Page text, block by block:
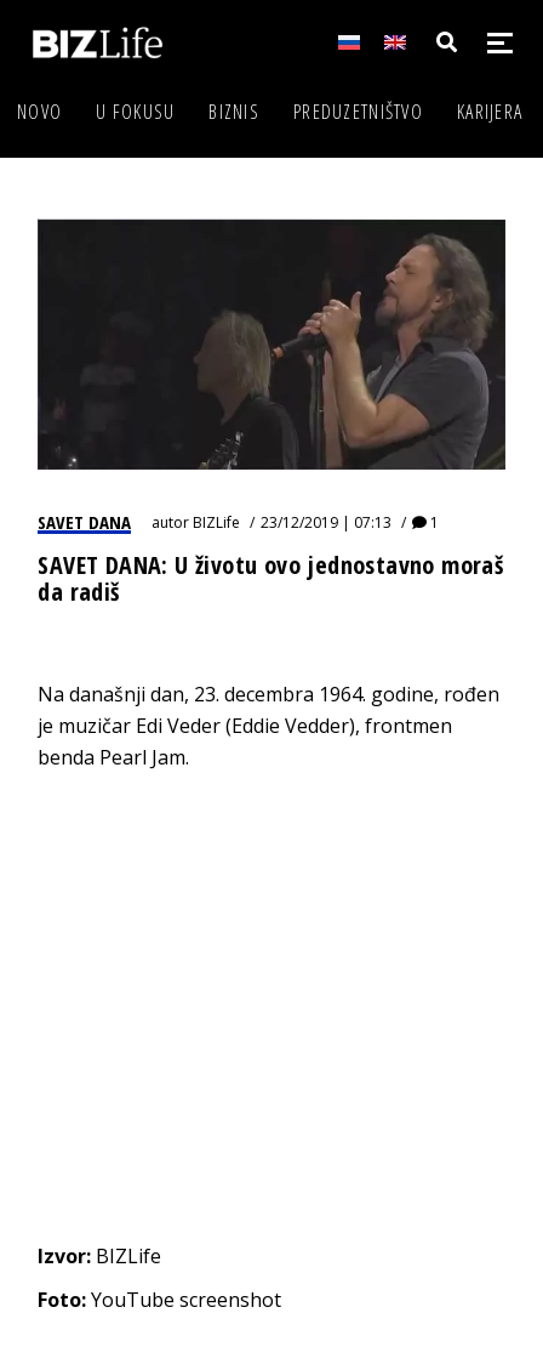
NOVO U FOKUSU BIZNIS PREDUZETNIŠTVO KARIJERA
SAVET DANA autorBIZLife 23/12/2019 | 07:13 1
SAVET DANA: U životu ovo jednostavno moraš
da radiš
Na današnji dan, 23. decembra 1964. godine, rođen
je muzičar Edi Veder (Eddie Vedder), frontmen
benda Pearl Jam.
Izvor: BIZLife
Foto:YouTube screenshot